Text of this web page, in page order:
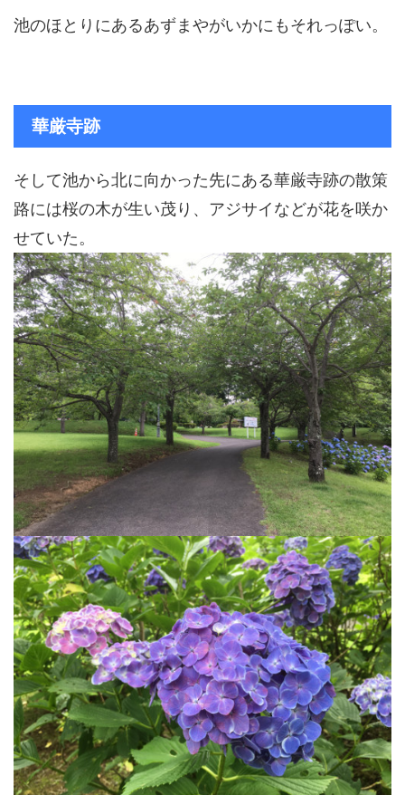
池のほとりにあるあずまやがいかにもそれっぽい。
華厳寺跡
そして池から北に向かった先にある華厳寺跡の散策
路には桜の木が生い茂り、アジサイなどが花を咲か
せていた。